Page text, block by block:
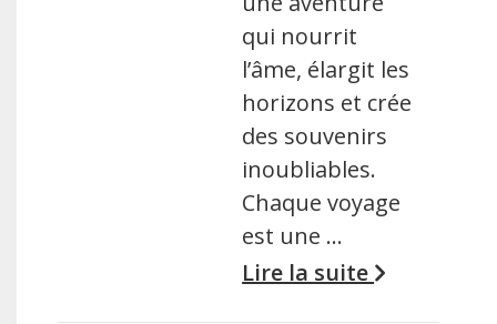
qui nourrit
l’âme, élargit les
horizons et crée
des souvenirs
inoubliables.
Chaque voyage
est une …
Lire la suite